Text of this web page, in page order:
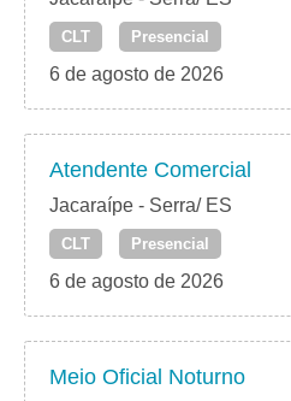
CLT Presencial
6 de agosto de 2026
Atendente Comercial
Jacaraípe - Serra/ ES
CLT Presencial
6 de agosto de 2026
Meio Oficial Noturno